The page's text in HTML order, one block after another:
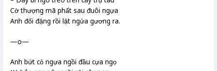
Cờ thượng mã phất sau đuôi ngựa
Anh đối đặng rồi lật ngửa gương ra.
—o—
Anh bứt cỏ ngựa ngồi đầu cựa ngọ